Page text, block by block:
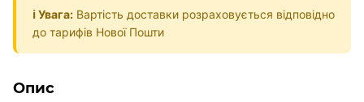
ℹ️ Увага: Вартість доставки розраховується відповідно
до тарифів Нової Пошти
Опис